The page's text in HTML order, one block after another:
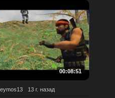
00:08:51
13 г. назад